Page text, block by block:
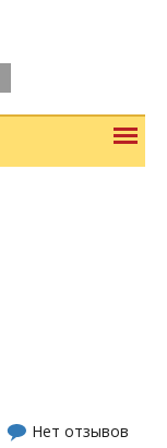
Нет отзывов